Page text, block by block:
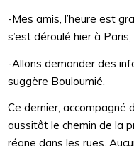
-Mes amis, l’heure est
s’est déroulé hier à
-Allons demander des
suggère Bouloumié.
Ce dernier, accompagné
aussitôt le chemin de la
régne dans les rues.